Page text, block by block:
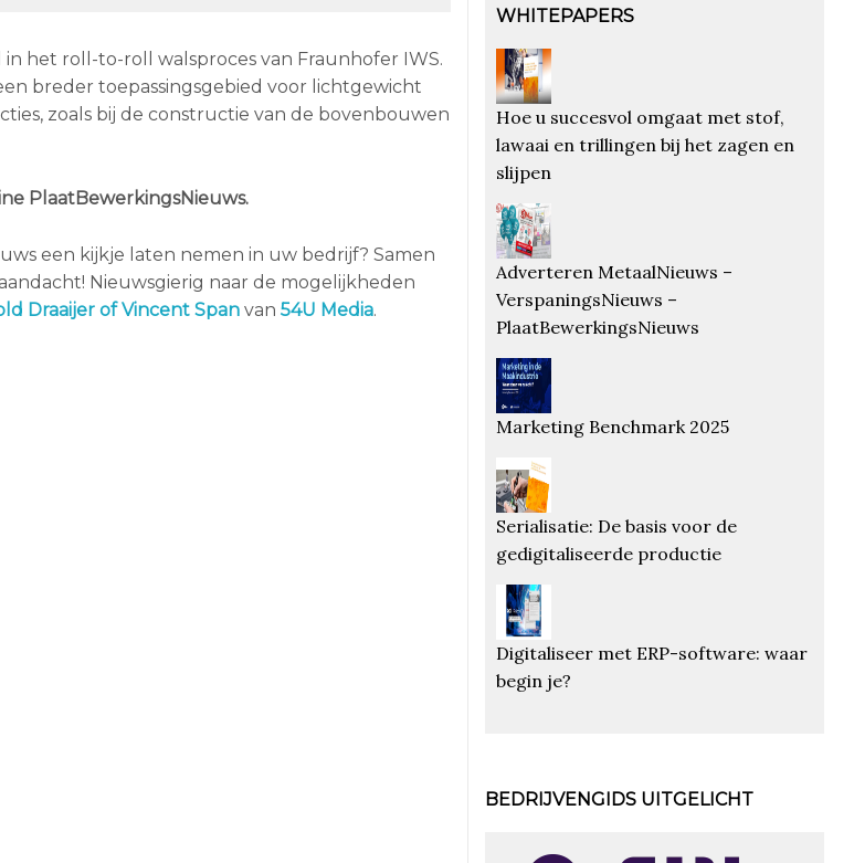
het roll-to-roll walsproces van Fraunhofer IWS.
breder toepassingsgebied voor lichtgewicht
zoals bij de constructie van de bovenbouwen
PlaatBewerkingsNieuws.
een kijkje laten nemen in uw bedrijf? Samen
Nieuwsgierig naar de mogelijkheden
Draaijer of Vincent Spanvan 54U Media.
WHITEPAPERS
Hoe u succesvol omgaat met stof,
lawaai en trillingen bij het zagen en
slijpen
Adverteren MetaalNieuws –
VerspaningsNieuws –
PlaatBewerkingsNieuws
Marketing Benchmark 2025
Serialisatie: De basis voor de
gedigitaliseerde productie
Digitaliseer met ERP-software: waar
begin je?
BEDRIJVENGIDS UITGELICHT